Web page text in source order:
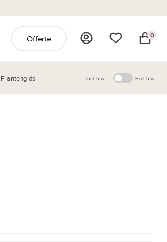
Offerte 0
Plantengids Incl. btw Excl. btw